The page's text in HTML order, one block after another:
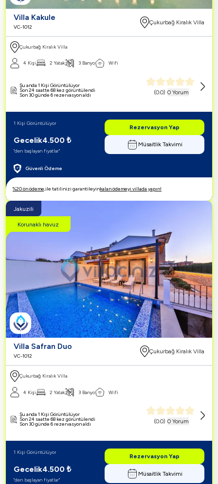
Villa Kakule
VC-1012
Çukurbağ Kiralık Villa
Çukurbağ Kiralık Villa
4 Kişi 2 Yatak 3 Banyo Wifi
(0.0) 0 Yorum
Şu anda 1 Kişi Görüntülüyor
Son 24 saatte 68 kez görüntülendi
Son 30 günde 6 rezervasyon aldı
Güvenli Ödeme
Gecelik4.500 ₺
"den başlayan fiyatlar"
1 Kişi Görüntülüyor
Rezervasyon Yap
Müsaitlik Takvimi
%20 ön ödeme,ile tatilinizi garantileyinkalan ödemeyi villada yapın!
Jakuzili
Korunaklı havuz
Villa Safran Duo
VC-1012
Çukurbağ Kiralık Villa
Çukurbağ Kiralık Villa
4 Kişi 2 Yatak 3 Banyo Wifi
(0.0) 0 Yorum
Şu anda 1 Kişi Görüntülüyor
Son 24 saatte 68 kez görüntülendi
Son 30 günde 6 rezervasyon aldı
Gecelik4.500 ₺
"den başlayan fiyatlar"
1 Kişi Görüntülüyor
Rezervasyon Yap
Müsaitlik Takvimi